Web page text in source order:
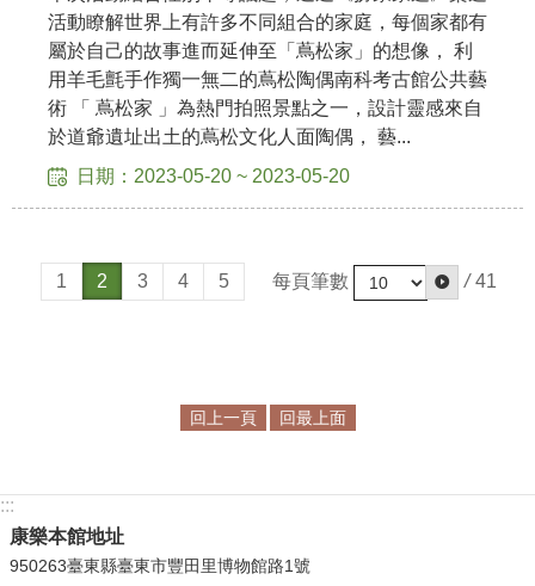
活動瞭解世界上有許多不同組合的家庭，每個家都有
屬於自己的故事進而延伸至「蔦松家」的想像， 利
用羊毛氈手作獨一無二的蔦松陶偶南科考古館公共藝
術 「 蔦松家 」為熱門拍照景點之一，設計靈感來自
於道爺遺址出土的蔦松文化人面陶偶， 藝...
日期：2023-05-20 ~ 2023-05-20
1 2 3 4 5 每頁筆數 / 41
回上一頁 回最上面
:::
康樂本館地址
950263臺東縣臺東市豐田里博物館路1號